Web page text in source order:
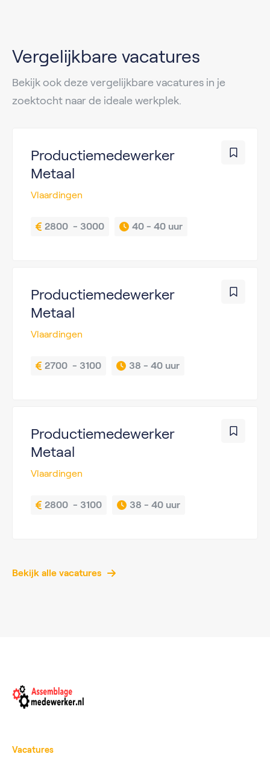
Vergelijkbare vacatures
Bekijk ook deze vergelijkbare vacatures in je
zoektocht naar de ideale werkplek.
Productiemedewerker
Metaal
Vlaardingen
2800  - 3000 40 - 40 uur
Productiemedewerker
Metaal
Vlaardingen
2700  - 3100 38 - 40 uur
Productiemedewerker
Metaal
Vlaardingen
2800  - 3100 38 - 40 uur
Bekijk alle vacatures
Vacatures